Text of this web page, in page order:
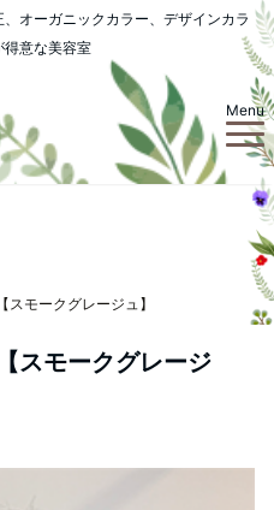
オーガニックカラー、デザインカラ
得意な美容室
Menu
モークグレージュ】
スモークグレージ